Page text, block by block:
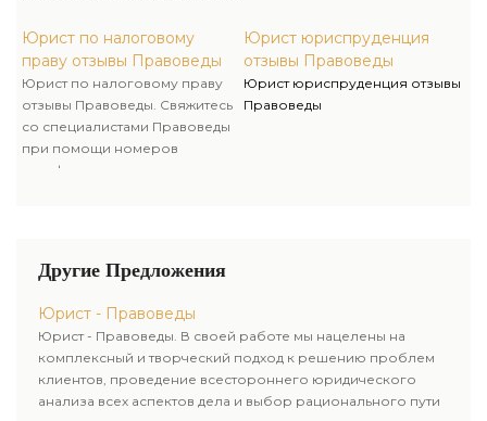
специалистов либо их услуги
по сопровождению налоговых
споров и процессов!
Юрист по налоговому
праву отзывы Правоведы
Юрист по налоговому праву
отзывы Правоведы. Свяжитесь
со специалистами Правоведы
при помощи номеров
телефонов и закажите
Юрист юриспруденция
отзывы Правоведы
Юрист юриспруденция отзывы
Правоведы
Другие Предложения
Юрист - Правоведы
Юрист - Правоведы. В своей работе мы нацелены на
комплексный и творческий подход к решению проблем
клиентов, проведение всестороннего юридического
анализа всех аспектов дела и выбор рационального пути